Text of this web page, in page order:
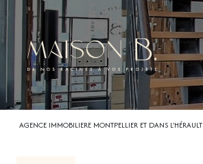
AGENCE IMMOBILIERE MONTPELLIER ET DANS L'HÉRAULT